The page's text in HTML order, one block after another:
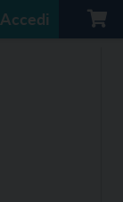
Accedi